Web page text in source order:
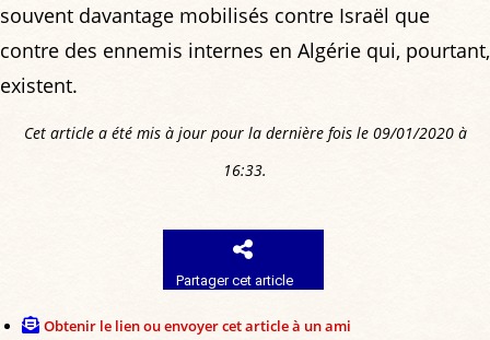
souvent davantage mobilisés contre Israël que
contre des ennemis internes en Algérie qui, pourtant,
existent.
Cet article a été mis à jour pour la dernière fois le 09/01/2020 à
16:33.
Partager cet article
Obtenir le lien ou envoyer cet article à un ami